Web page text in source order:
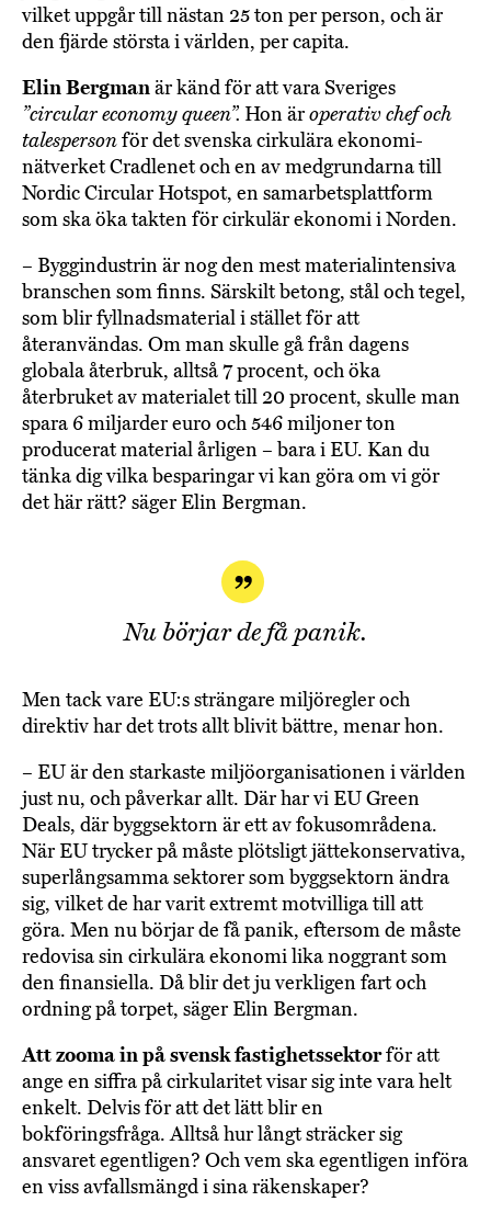
vilket uppgår till nästan 25 ton per person, och är
den fjärde största i världen, per capita.
Elin Bergmanär känd för att vara Sveriges
”circular economy queen”. Hon äroperativ chef och
talespersonför det svenska cirkulära ekonomi-
nätverket Cradlenet och en av medgrundarna till
Nordic Circular Hotspot, en samarbetsplattform
som ska öka takten för cirkulär ekonomi i Norden.
– Byggindustrin är nog den mest materialintensiva
branschen som finns. Särskilt betong, stål och tegel,
som blir fyllnadsmaterial i stället för att
återanvändas. Om man skulle gå från dagens
globala återbruk, alltså 7 procent, och öka
återbruket av materialet till 20 procent, skulle man
spara 6 miljarder euro och 546 miljoner ton
producerat material årligen – bara i EU. Kan du
tänka dig vilka besparingar vi kan göra om vi gör
det här rätt? säger Elin Bergman.
Nu börjar de få panik.
Men tack vare EU:s strängare miljöregler och
direktiv har det trots allt blivit bättre, menar hon.
– EU är den starkaste miljöorganisationen i världen
just nu, och påverkar allt. Där har vi EU Green
Deals, där byggsektorn är ett av fokusområdena.
När EU trycker på måste plötsligt jättekonservativa,
superlångsamma sektorer som byggsektorn ändra
sig, vilket de har varit extremt motvilliga till att
göra. Men nu börjar de få panik, eftersom de måste
redovisa sin cirkulära ekonomi lika noggrant som
den finansiella. Då blir det ju verkligen fart och
ordning på torpet, säger Elin Bergman.
Att zooma in på svensk fastighetssektorför att
ange en siffra på cirkularitet visar sig inte vara helt
enkelt. Delvis för att det lätt blir en
bokföringsfråga. Alltså hur långt sträcker sig
ansvaret egentligen? Och vem ska egentligen införa
en viss avfallsmängd i sina räkenskaper?